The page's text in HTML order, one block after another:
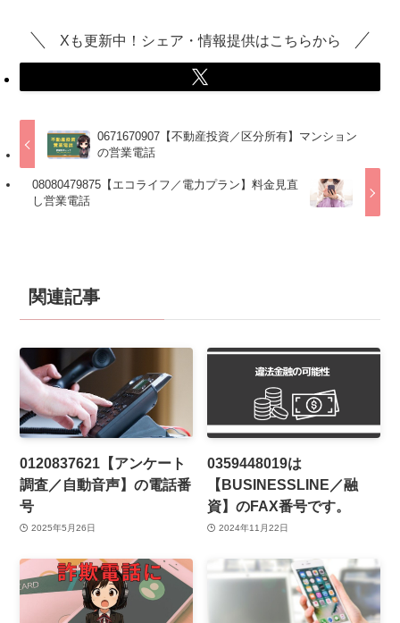
Xも更新中！シェア・情報提供はこちらから
0671670907【不動産投資／区分所有】マンション
の営業電話
08080479875【エコライフ／電力プラン】料金見直
し営業電話
関連記事
0120837621【アンケート
調査／自動音声】の電話番
号
2025年5月26日
0359448019は
【BUSINESSLINE／融
資】のFAX番号です。
2024年11月22日